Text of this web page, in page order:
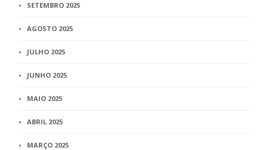
SETEMBRO 2025
AGOSTO 2025
JULHO 2025
JUNHO 2025
MAIO 2025
ABRIL 2025
MARÇO 2025